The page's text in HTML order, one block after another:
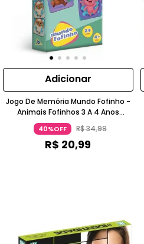
Adicionar
Jogo De Memória Mundo Fofinho -
Animais Fofinhos 3 A 4 Anos
Toyster
40%OFF R$34,99
R$ 20,99